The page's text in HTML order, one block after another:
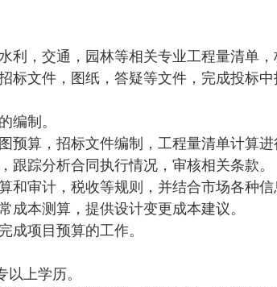
利，交通，园林等相关专业工程量清单，
标文件，图纸，答疑等文件，完成投标
编制。
预算，招标文件编制，工程量清单计算进
跟踪分析合同执行情况，审核相关条款。
和审计，税收等规则，并结合市场各种信
成本测算，提供设计变更成本建议。
成项目预算的工作。
上学历。